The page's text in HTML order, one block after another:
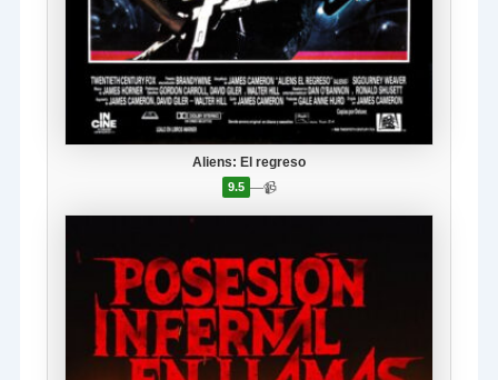
Aliens: El regreso
9.5 —📹